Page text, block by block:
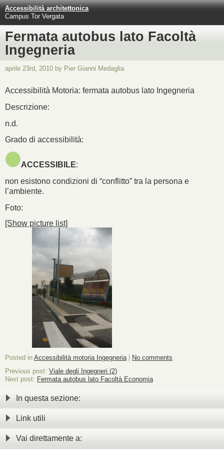
Accessibilità architettonica
Campus Tor Vergata
Fermata autobus lato Facoltà
Ingegneria
aprile 23rd, 2010 by Pier Gianni Medaglia
Accessibilità Motoria: fermata autobus lato Ingegneria
Descrizione:
n.d.
Grado di accessibilità:
ACCESSIBILE:
non esistono condizioni di “conflitto” tra la persona e
l’ambiente.
Foto:
[Show picture list]
Posted in Accessibilità motoria Ingegneria|
No comments
Previous post: Viale degli Ingegneri (2)
Next post: Fermata autobus lato Facoltà Economia
In questa sezione:
Link utili
Vai direttamente a: